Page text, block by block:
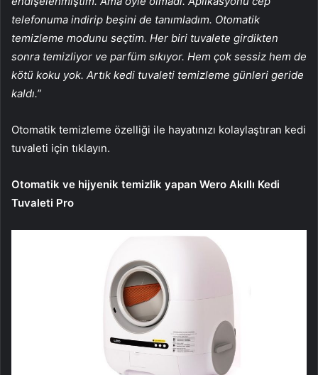
telefonuma indirip beşini de tanımladım. Otomatik
temizleme modunu seçtim. Her biri tuvalete girdikten
sonra temizliyor ve parfüm sıkıyor. Hem çok sessiz hem de
kötü koku yok. Artık kedi tuvaleti temizleme günleri geride
kaldı.”
Otomatik temizleme özelliği ile hayatınızı kolaylaştıran kedi
tuvaleti için tıklayın.
Otomatik ve hijyenik temizlik yapan Wero Akıllı Kedi
Tuvaleti Pro